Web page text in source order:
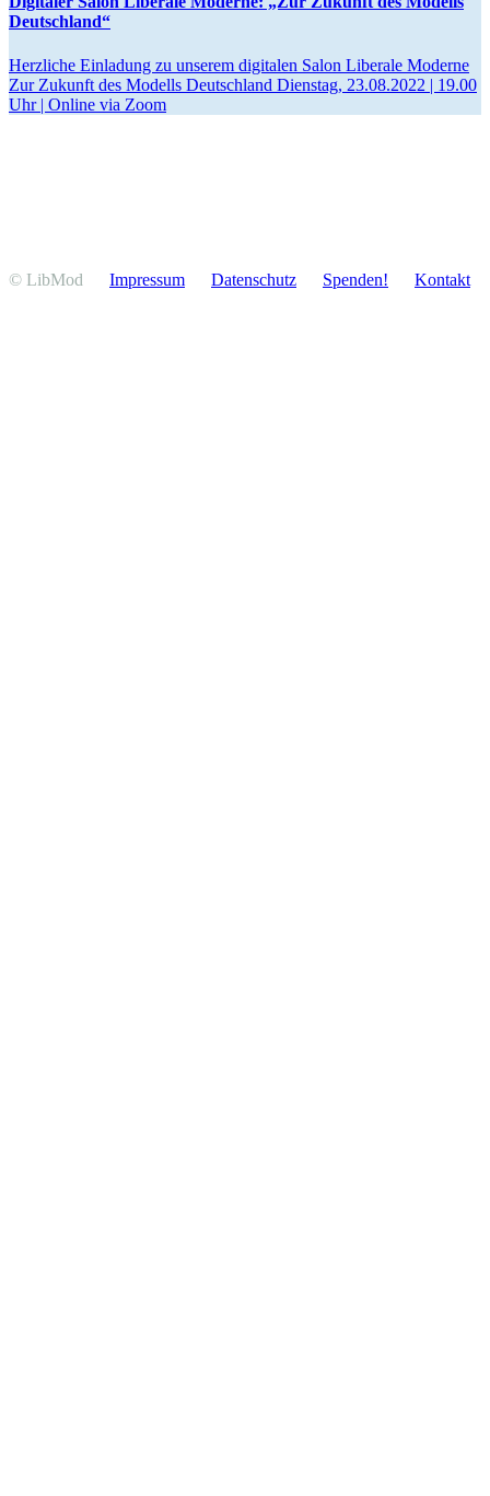
Deutschland“
Herzliche Einladung zu unserem digitalen Salon Liberale Moderne
Zur Zukunft des Modells Deutschland Dienstag, 23.08.2022 | 19.00
Uhr | Online via Zoom
© LibMod Impressum Daten­schutz Spenden! Kontakt